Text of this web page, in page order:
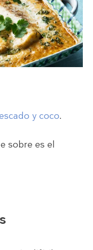
y coco.
sobre es el